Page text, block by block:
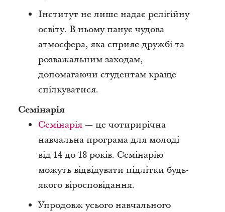
Інститут не лише надає релігійну
освіту. В ньому панує чудова
атмосфера, яка сприяє дружбі та
розважальним заходам,
допомагаючи студентам краще
спілкуватися.
Семінарія
Семінарія— це чотирирічна
навчальна програма для молоді
від 14 до 18 років. Семінарію
можуть відвідувати підлітки будь-
якого віросповідання.
Упродовж усього навчального